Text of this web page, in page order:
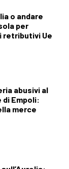
o andare
per
Ue
abusivi al
Empoli:
merce